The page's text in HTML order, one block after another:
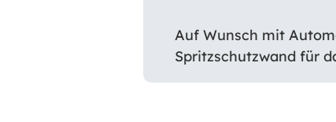
Auf Wunsch mit
Spritzschutzwand für